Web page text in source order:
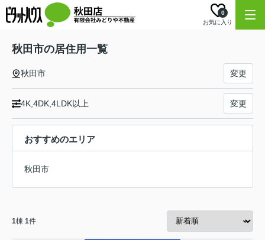
お気に入り
0
秋田市の居住用一覧
秋田市 変更
4K,4DK,4LDK以上 変更
おすすめのエリア
秋田市
1棟 1件